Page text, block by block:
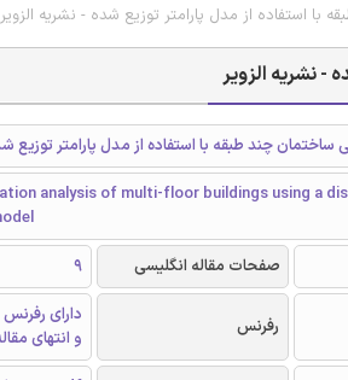
با استفاده از مدل پارامتر توزیع شده - نشریه الزویر
- نشریه الزویر
ساختمان چند طبقه با استفاده از مدل پارامتر توزیع
analysis of multi-floor buildings using a
صفحات مقاله انگلیسی 9
رفرنس
دارای
و انتهای